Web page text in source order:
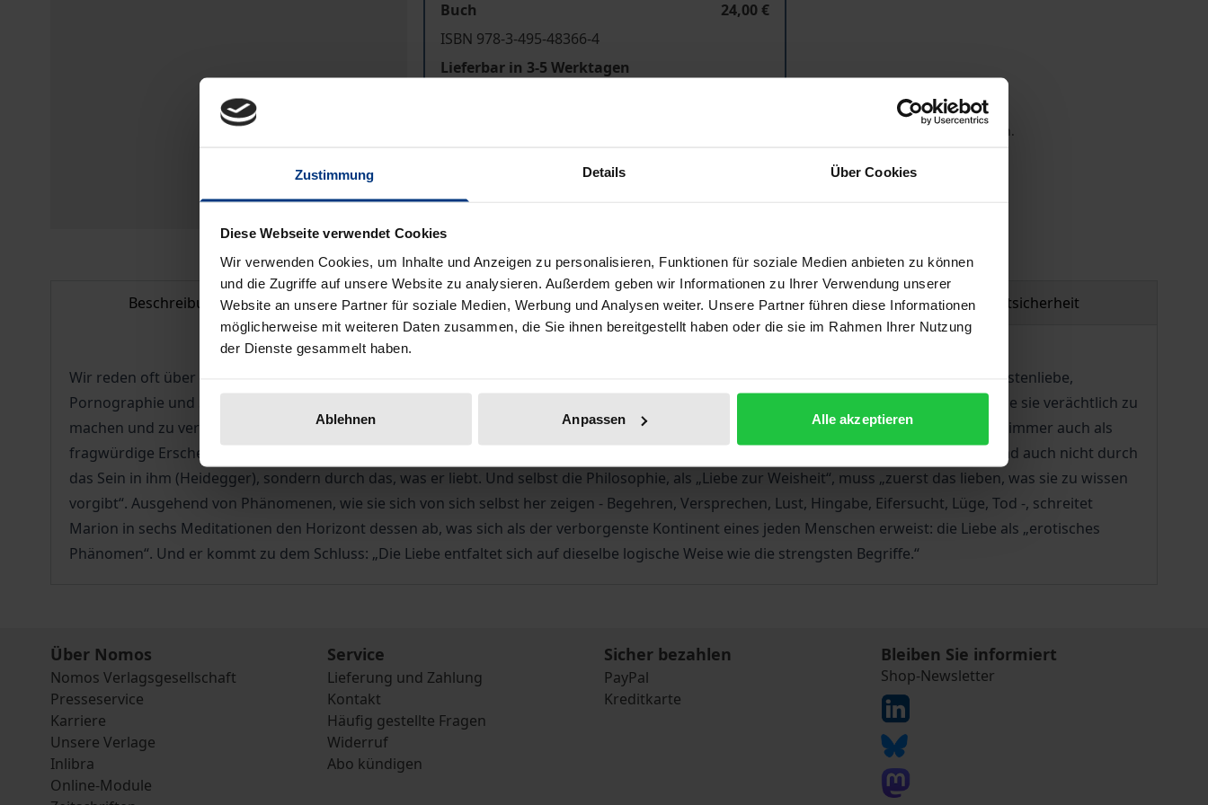
Zustimmung Details Über Cookies
Diese Webseite verwendet Cookies
Wir verwenden Cookies, um Inhalte und Anzeigen zu personalisieren, Funktionen für soziale Medien anbieten zu können
und die Zugriffe auf unsere Website zu analysieren. Außerdem geben wir Informationen zu Ihrer Verwendung unserer
Website an unsere Partner für soziale Medien, Werbung und Analysen weiter. Unsere Partner führen diese Informationen
möglicherweise mit weiteren Daten zusammen, die Sie ihnen bereitgestellt haben oder die sie im Rahmen Ihrer Nutzung
der Dienste gesammelt haben.
Ablehnen Anpassen Alle akzeptieren
Buch
24,00 €
ISBN 978-3-495-48366-4
Lieferbar in 3-5 Werktagen
Preisangaben inkl. MwSt. Abhängig von der Lieferadresse kann die MwSt. an der Kasse variieren.
In den Warenkorb Zur Wunschliste hinzufügen
Beschreibung Bibliografische Angaben Zusatzmaterial Produktsicherheit
Wir reden oft über die Liebe, erfahren sie in den unterschiedlichsten Formen - Eros und Agape, reine Lustempfindung und abstrakte Nächstenliebe,
Pornographie und Sentimentalität -, aber wir verstehen nichts von ihr, oder fast nichts. Und wenn die Philosophie über sie spricht, droht sie sie verächtlich zu
machen und zu verraten. Sie wird ausgehend vom Selbstbewusstsein zu einer „Passion“ erniedrigt, die als krankhaft, irrational und damit immer auch als
fragwürdige Erscheinung gilt. Marion bestreitet dieses Urteil, denn der Mensch definiere sich nicht durch das Bewusstsein (Descartes), und auch nicht durch
das Sein in ihm (Heidegger), sondern durch das, was er liebt. Und selbst die Philosophie, als „Liebe zur Weisheit“, muss „zuerst das lieben, was sie zu wissen
vorgibt“. Ausgehend von Phänomenen, wie sie sich von sich selbst her zeigen - Begehren, Versprechen, Lust, Hingabe, Eifersucht, Lüge, Tod -, schreitet
Marion in sechs Meditationen den Horizont dessen ab, was sich als der verborgenste Kontinent eines jeden Menschen erweist: die Liebe als „erotisches
Phänomen“. Und er kommt zu dem Schluss: „Die Liebe entfaltet sich auf dieselbe logische Weise wie die strengsten Begriffe.“
Über Nomos
Nomos Verlagsgesellschaft
Presseservice
Karriere
Unsere Verlage
Inlibra
Online-Module
Service
Lieferung und Zahlung
Kontakt
Häufig gestellte Fragen
Widerruf
Abo kündigen
Sicher bezahlen
PayPal
Kreditkarte
Bleiben Sie informiert
Shop-Newsletter